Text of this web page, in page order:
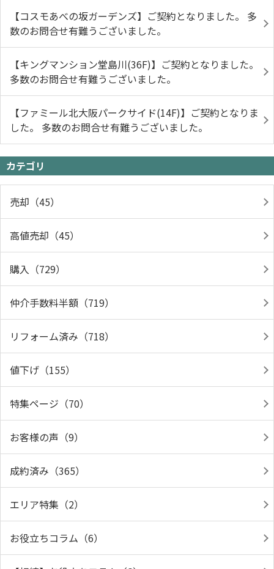
【コスモあべの坂ガーデンズ】ご契約となりました。 多
数のお問合せ有難うございました。
【キングマンション堂島川(36F)】ご契約となりました。
多数のお問合せ有難うございました。
【ファミール北大阪パークサイド(14F)】ご契約となりま
した。 多数のお問合せ有難うございました。
カテゴリ
売却（45）
高値売却（45）
購入（729）
仲介手数料半額（719）
リフォーム済み（718）
値下げ（155）
特集ページ（70）
お客様の声（9）
成約済み（365）
エリア特集（2）
お役立ちコラム（6）